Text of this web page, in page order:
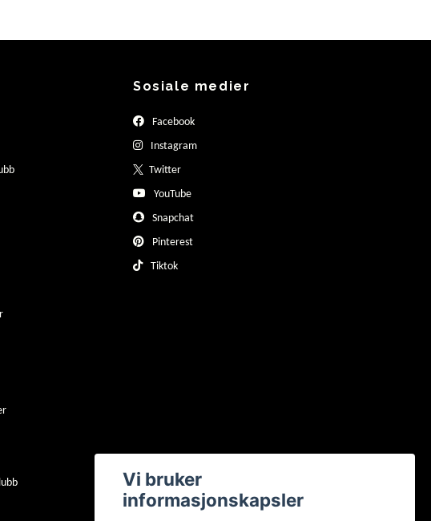
Sosiale medier
Facebook
Instagram
Twitter
YouTube
Snapchat
Pinterest
Tiktok
Vi bruker
informasjonskapsler